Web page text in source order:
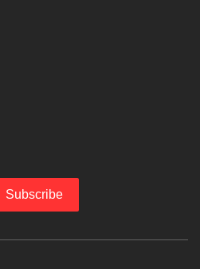
Subscribe